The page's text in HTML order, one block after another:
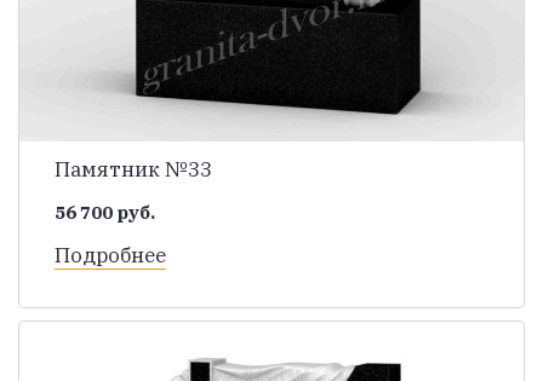
Памятник №33
56 700 руб.
Подробнее